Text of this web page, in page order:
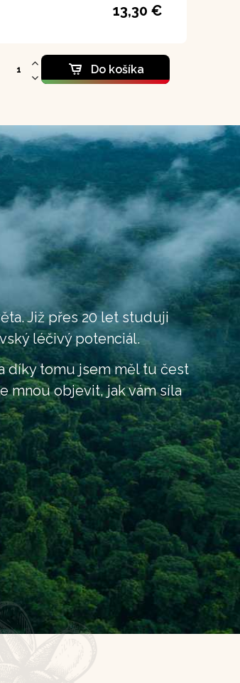
13,30 €
Do košíka
Již přes 20 let studuji
léčivý potenciál.
díky tomu jsem měl tu čest
mnou objevit, jak vám síla